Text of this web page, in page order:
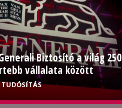
Biztosító a világ 250
vállalata között
TUDÓSÍTÁS